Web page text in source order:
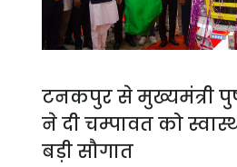
टनकपुर से मुख्यमंत्री
ने दी चम्पावत को
बड़ी सौगात